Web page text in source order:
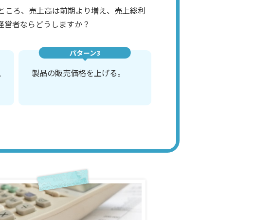
ろ、売上高は前期より増え、売上総利
者ならどうしますか？
パターン3
製品の販売価格を上げる。